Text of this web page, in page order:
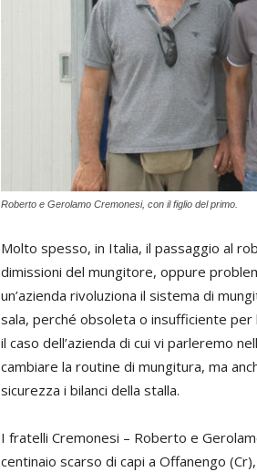
Roberto e Gerolamo Cremonesi, con il figlio del primo.
Molto spesso, in Italia, il passaggio al
dimissioni del mungitore, oppure
un’azienda rivoluziona il sistema di
sala, perché obsoleta o insufficiente per
il caso dell’azienda di cui vi parleremo
cambiare la routine di mungitura, ma
sicurezza i bilanci della stalla.
I fratelli Cremonesi – Roberto e
centinaio scarso di capi a Offanengo